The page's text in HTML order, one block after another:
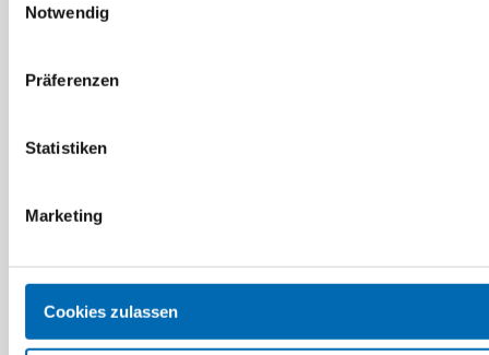
Notwendig
Präferenzen
Statistiken
Marketing
Cookies zulassen
U-Power